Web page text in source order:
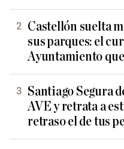
Castellón suelta
sus parques: el
Ayuntamiento
Santiago Segura
AVE y retrata a
retraso el de tus